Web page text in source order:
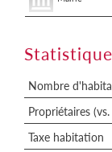
Nombre
Propriétaires
Taxe habitation